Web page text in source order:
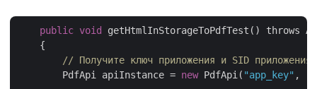
public void
getHtmlInStorageToPdfTest() throws
    {
// Получите ключ приложения и SID
	PdfApi apiInstance =
new PdfApi( "app_key" ,